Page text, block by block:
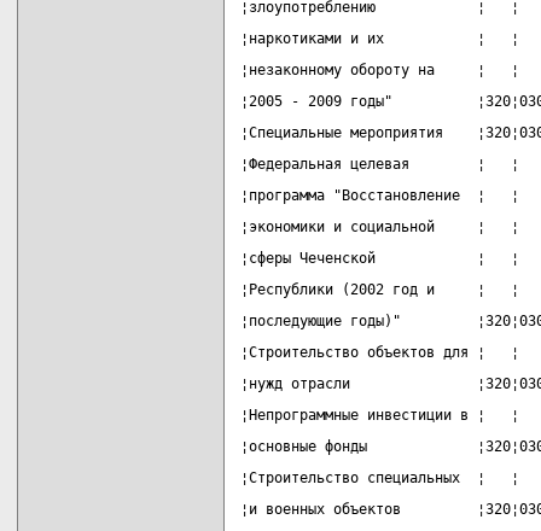
¦злоупотреблению
¦наркотиками и их           ¦
¦незаконному обороту на
¦2005 - 2009 годы"
¦Специальные мероприятия
¦Федеральная целевая
¦программа
¦экономики и социальной
¦сферы Чеченской            ¦
¦Республики (2002 год и
¦последующие годы)"
¦Строительство объектов
¦нужд отрасли
¦Непрограммные инвестиции
¦основные фонды
¦Строительство
¦и военных объектов